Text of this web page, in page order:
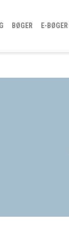
BØGER E-BØGER